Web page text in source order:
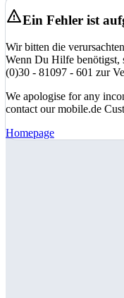
Ein Fehler ist
Wir bitten die
Wenn Du Hilfe benötigst,
(0)30 - 81097 - 601 zur
We apologise for any
contact our mobile.de
Homepage